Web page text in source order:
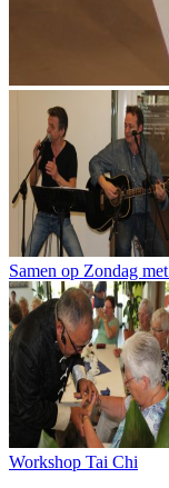
Samen op Zondag
Workshop Tai Chi